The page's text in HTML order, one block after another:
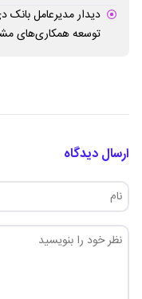
دیدار مدیرعامل بانک
توسعه همکاری‌های
ارسال دیدگاه